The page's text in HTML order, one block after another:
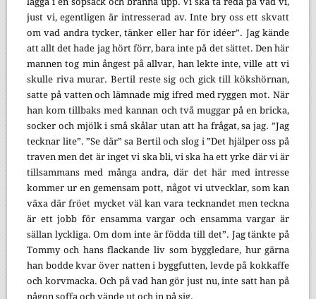
just vi, egentligen är intresserad av. Inte bry oss ett skvatt
om vad andra tycker, tänker eller har för idéer”. Jag kände
att allt det hade jag hört förr, bara inte på det sättet. Den här
mannen tog min ångest på allvar, han lekte inte, ville att vi
skulle riva murar. Bertil reste sig och gick till kökshörnan,
satte på vatten och lämnade mig ifred med ryggen mot. När
han kom tillbaks med kannan och två muggar på en bricka,
socker och mjölk i små skålar utan att ha frågat, sa jag. ”Jag
tecknar lite”. ”Se där” sa Bertil och slog i ”Det hjälper oss på
traven men det är inget vi ska bli, vi ska ha ett yrke där vi är
tillsammans med många andra, där det här med intresse
kommer ur en gemensam pott, något vi utvecklar, som kan
växa där fröet mycket väl kan vara tecknandet men teckna
är ett jobb för ensamma vargar och ensamma vargar är
sällan lyckliga. Om dom inte är födda till det”. Jag tänkte på
Tommy och hans flackande liv som byggledare, hur gärna
han bodde kvar över natten i byggfutten, levde på kokkaffe
och korvmacka. Och på vad han gör just nu, inte satt han på
någon soffa och vände ut och in på sig.